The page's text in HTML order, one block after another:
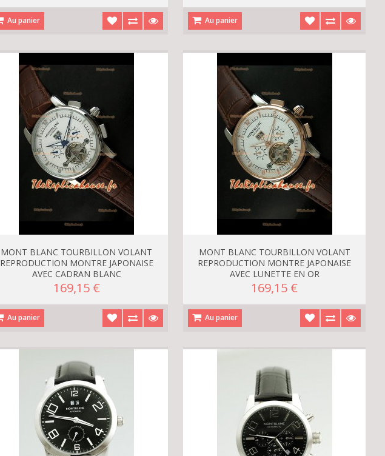
Au panier Au panier
MONT BLANC TOURBILLON VOLANT
REPRODUCTION MONTRE JAPONAISE
AVEC CADRAN BLANC
169,15 €
Au panier
MONT BLANC TOURBILLON VOLANT
REPRODUCTION MONTRE JAPONAISE
AVEC LUNETTE EN OR
169,15 €
Au panier